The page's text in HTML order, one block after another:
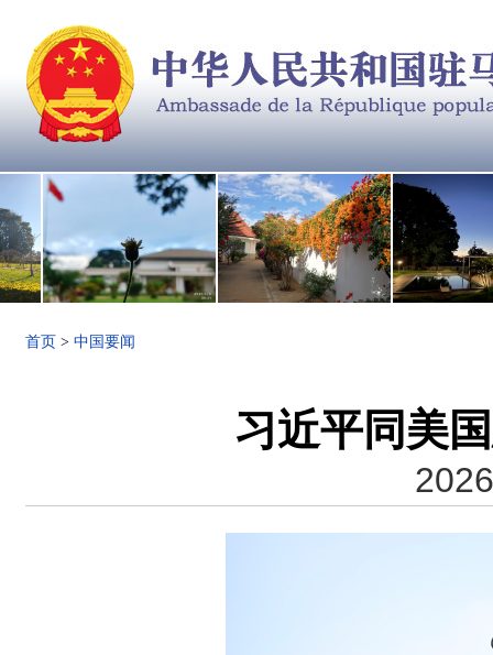
首页 > 中国要闻
习近平同美